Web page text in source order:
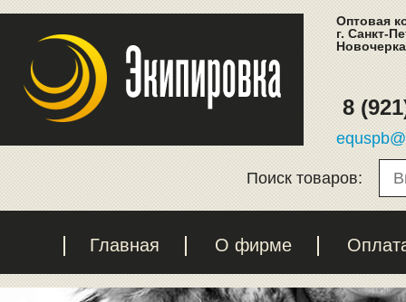
Оптовая
г. Санкт-
8
Поиск товаров:
Главная О фирме